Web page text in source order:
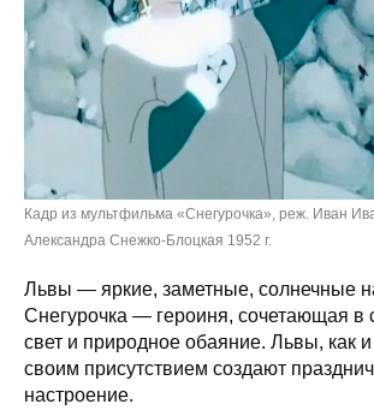
Кадр из мультфильма «Снегурочка», реж. Иван
Александра Снежко-Блоцкая 1952 г.
Львы — яркие, заметные, солнечные
Снегурочка — героиня, сочетающая в
свет и природное обаяние. Львы, как
своим присутствием создают
настроение.